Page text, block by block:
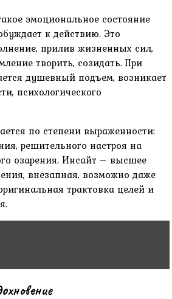
эмоциональное состояние
к действию. Это
прилив жизненных сил,
творить, созидать. При
душевный подъем, возникает
психологического
по степени выраженности:
решительного настроя на
озарения. Инсайт – высшее
внезапная, возможно даже
трактовка целей и